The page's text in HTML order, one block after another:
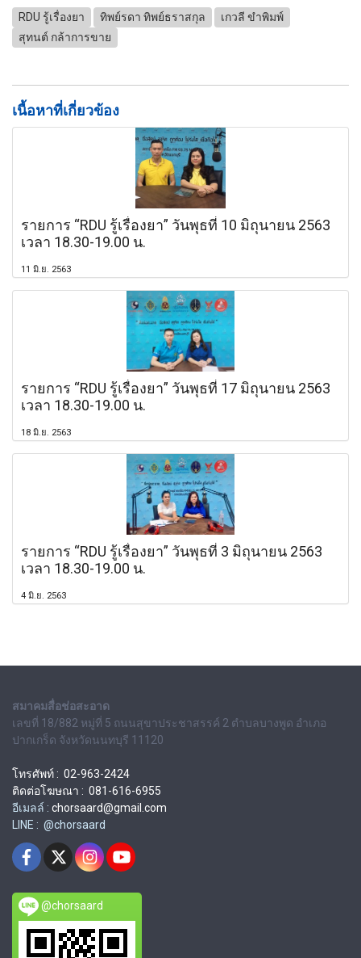
RDU รู้เรื่องยา ทิพย์รดา ทิพย์ธราสกุล
เกวลี ขำพิมพ์
สุทนต์ กล้าการขาย
เนื้อหาที่เกี่ยวข้อง
รายการ “RDU รู้เรื่องยา” วันพุธที่ 10 มิถุนายน 2563
เวลา 18.30-19.00 น.
11 มิ.ย. 2563
รายการ “RDU รู้เรื่องยา” วันพุธที่ 17 มิถุนายน 2563
เวลา 18.30-19.00 น.
18 มิ.ย. 2563
รายการ “RDU รู้เรื่องยา” วันพุธที่ 3 มิถุนายน 2563
เวลา 18.30-19.00 น.
4 มิ.ย. 2563
สมาคมสื่อช่อสะอาด
เลขที่ 18/882 หมู่ที่ 5 ถนนสุขาประชาสรรค์ 2 ตำบลบางพูด อำเภอ
ปากเกร็ด จังหวัดนนทบุรี 11120
โทรศัพท์ : 02-963-2424
ติดต่อโฆษณา : 081-616-6955
อีเมลล์ : chorsaard@gmail.com
LINE : @chorsaard
@chorsaard